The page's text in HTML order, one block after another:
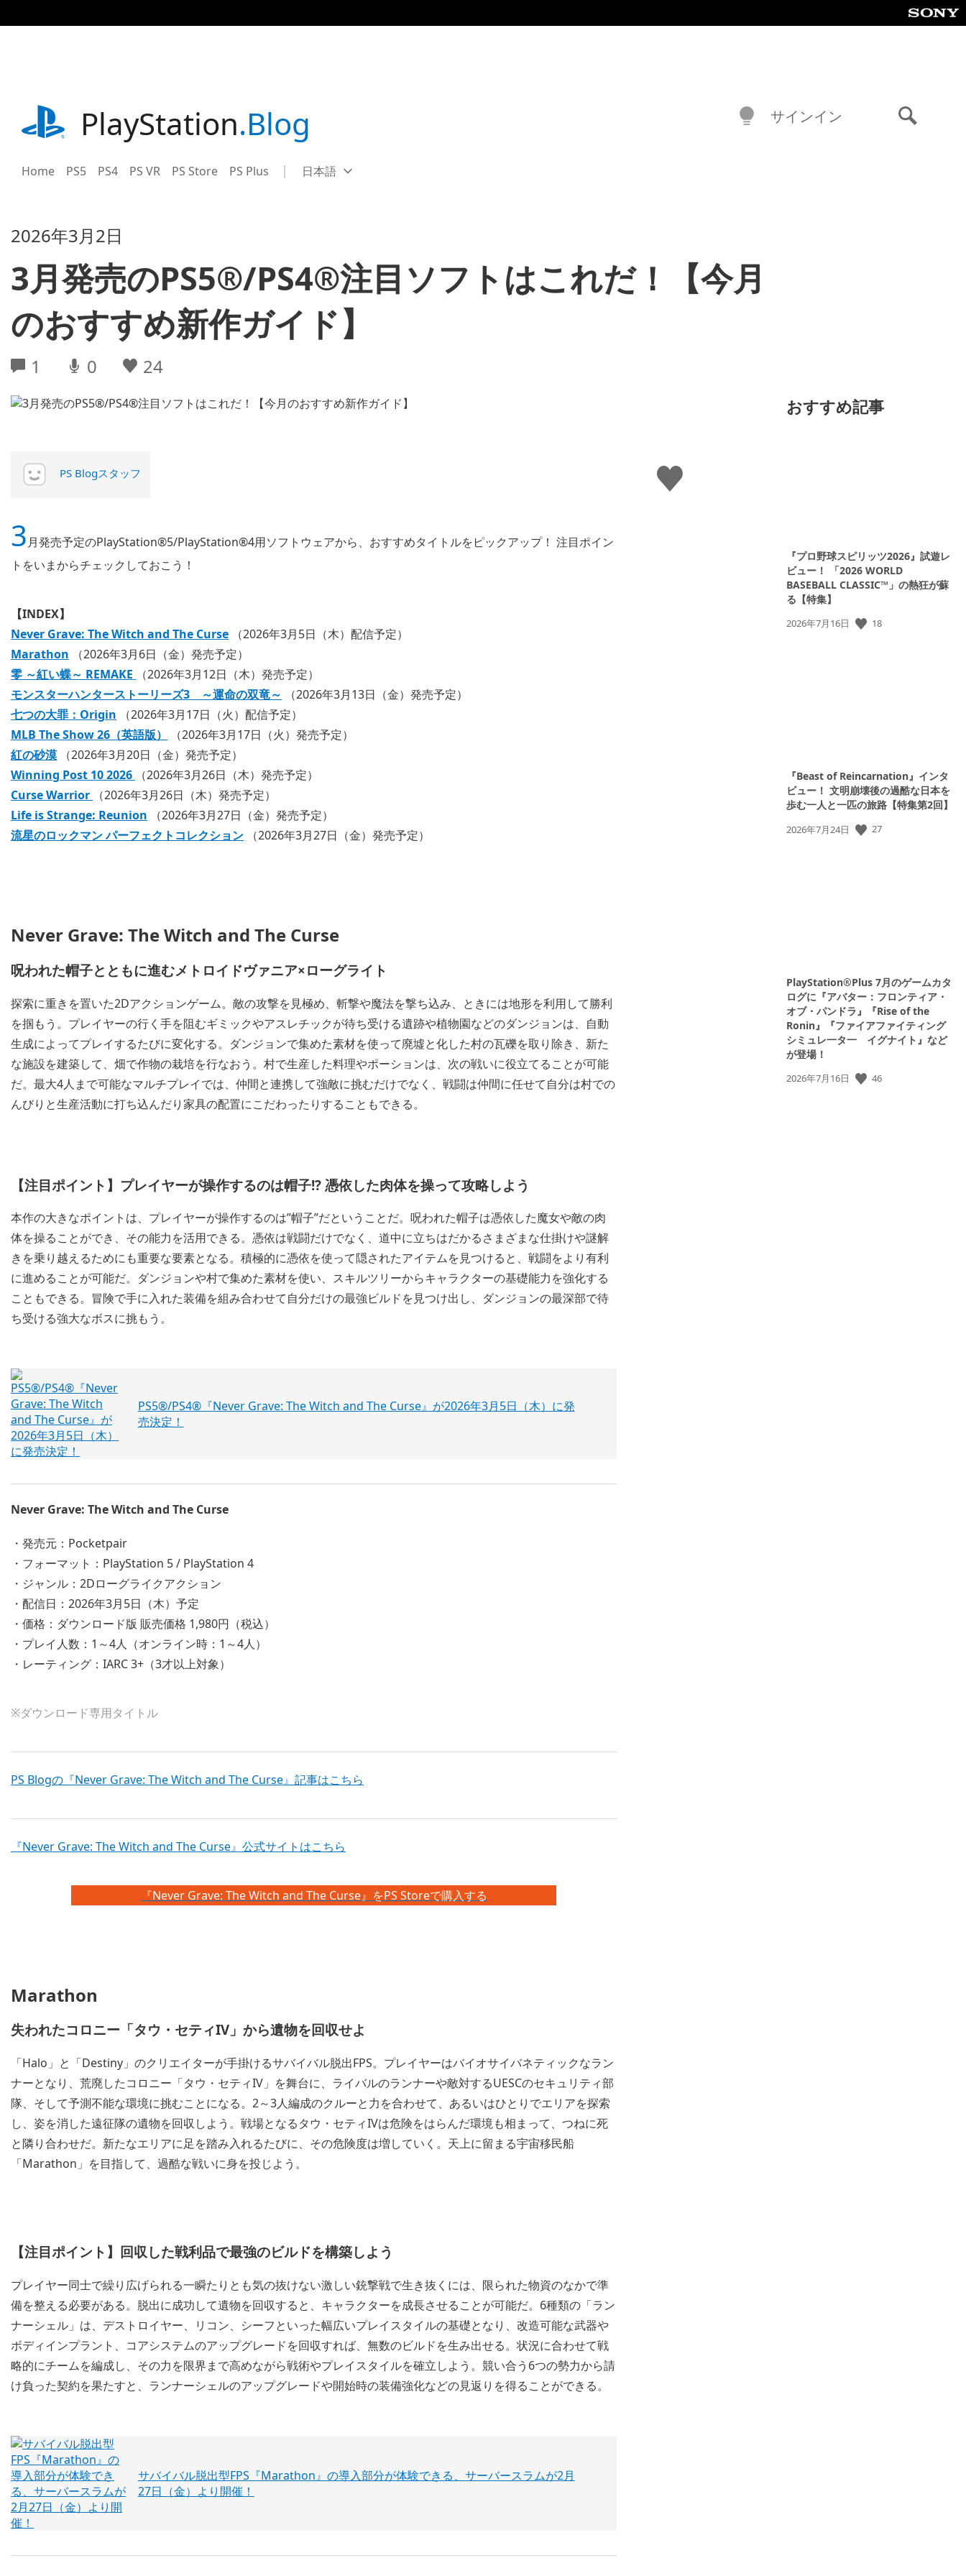
事
playstation.comPlayStation.Blog
Home PS5 PS4 PS VR PS Store PS Plus Select
Current
日本語
サインイン
2026年3月2日
3月発売のPS5®/PS4®注目ソフトはこれだ！【今月
のおすすめ新作ガイド】
1 0 24
い
い
ね
PS Blogスタッフ
3月発売予定のPlayStation®5/PlayStation®4用ソフトウェアから、おすすめタイトルをピックアップ！ 注目ポイン
トをいまからチェックしておこう！
【INDEX】
Never Grave: The Witch and The Curse （2026年3月5日（木）配信予定）
Marathon （2026年3月6日（金）発売予定）
零 ～紅い蝶～ REMAKE
（2026年3月12日（木）発売予定）
モンスターハンターストーリーズ3 ～運命の双竜～ （2026年3月13日（金）発売予定）
七つの大罪：Origin
（2026年3月17日（火）配信予定）
MLB The Show 26（英語版）
（2026年3月17日（火）発売予定）
紅の砂漠 （2026年3月20日（金）発売予定）
Winning Post 10 2026
（2026年3月26日（木）発売予定）
Curse Warrior
（2026年3月26日（木）発売予定）
Life is Strange: Reunion （2026年3月27日（金）発売予定）
流星のロックマン パーフェクトコレクション
（2026年3月27日（金）発売予定）
Never Grave: The Witch and The Curse
呪われた帽子とともに進むメトロイドヴァニア×ローグライト
探索に重きを置いた2Dアクションゲーム。敵の攻撃を見極め、斬撃や魔法を撃ち込み、ときには地形を利用して勝利
を掴もう。プレイヤーの行く手を阻むギミックやアスレチックが待ち受ける遺跡や植物園などのダンジョンは、自動
生成によってプレイするたびに変化する。ダンジョンで集めた素材を使って廃墟と化した村の瓦礫を取り除き、新た
な施設を建築して、畑で作物の栽培を行なおう。村で生産した料理やポーションは、次の戦いに役立てることが可能
だ。最大4人まで可能なマルチプレイでは、仲間と連携して強敵に挑むだけでなく、戦闘は仲間に任せて自分は村での
んびりと生産活動に打ち込んだり家具の配置にこだわったりすることもできる。
【注目ポイント】プレイヤーが操作するのは帽子!? 憑依した肉体を操って攻略しよう
本作の大きなポイントは、プレイヤーが操作するのは”帽子”だということだ。呪われた帽子は憑依した魔女や敵の肉
体を操ることができ、その能力を活用できる。憑依は戦闘だけでなく、道中に立ちはだかるさまざまな仕掛けや謎解
きを乗り越えるためにも重要な要素となる。積極的に憑依を使って隠されたアイテムを見つけると、戦闘をより有利
に進めることが可能だ。ダンジョンや村で集めた素材を使い、スキルツリーからキャラクターの基礎能力を強化する
こともできる。冒険で手に入れた装備を組み合わせて自分だけの最強ビルドを見つけ出し、ダンジョンの最深部で待
ち受ける強大なボスに挑もう。
PS5®/PS4®『Never Grave: The Witch and The Curse』が2026年3月5日（木）に発
売決定！
Never Grave: The Witch and The Curse
・発売元：Pocketpair
・フォーマット：PlayStation 5 / PlayStation 4
・ジャンル：2Dローグライクアクション
・配信日：2026年3月5日（木）予定
・価格：ダウンロード版 販売価格 1,980円（税込）
・プレイ人数：1～4人（オンライン時：1～4人）
・レーティング：IARC 3+（3才以上対象）
※ダウンロード専用タイトル
PS Blogの『Never Grave: The Witch and The Curse』記事はこちら
『Never Grave: The Witch and The Curse』公式サイトはこちら
『Never Grave: The Witch and The Curse』をPS Storeで購入する
Marathon
失われたコロニー「タウ・セティIV」から遺物を回収せよ
「Halo」と「Destiny」のクリエイターが手掛けるサバイバル脱出FPS。プレイヤーはバイオサイバネティックなラン
ナーとなり、荒廃したコロニー「タウ・セティIV」を舞台に、ライバルのランナーや敵対するUESCのセキュリティ部
隊、そして予測不能な環境に挑むことになる。2～3人編成のクルーと力を合わせて、あるいはひとりでエリアを探索
し、姿を消した遠征隊の遺物を回収しよう。戦場となるタウ・セティIVは危険をはらんだ環境も相まって、つねに死
と隣り合わせだ。新たなエリアに足を踏み入れるたびに、その危険度は増していく。天上に留まる宇宙移民船
「Marathon」を目指して、過酷な戦いに身を投じよう。
【注目ポイント】回収した戦利品で最強のビルドを構築しよう
プレイヤー同士で繰り広げられる一瞬たりとも気の抜けない激しい銃撃戦で生き抜くには、限られた物資のなかで準
備を整える必要がある。脱出に成功して遺物を回収すると、キャラクターを成長させることが可能だ。6種類の「ラン
ナーシェル」は、デストロイヤー、リコン、シーフといった幅広いプレイスタイルの基礎となり、改造可能な武器や
ボディインプラント、コアシステムのアップグレードを回収すれば、無数のビルドを生み出せる。状況に合わせて戦
略的にチームを編成し、その力を限界まで高めながら戦術やプレイスタイルを確立しよう。競い合う6つの勢力から請
け負った契約を果たすと、ランナーシェルのアップグレードや開始時の装備強化などの見返りを得ることができる。
サバイバル脱出型FPS『Marathon』の導入部分が体験できる、サーバースラムが2月
27日（金）より開催！
おすすめ記事
『プロ野球スピリッツ2026』試遊レ
ビュー！ 「2026 WORLD
BASEBALL CLASSIC™」の熱狂が蘇
る【特集】
公
2026年7月16日 18
『Beast of Reincarnation』インタ
ビュー！ 文明崩壊後の過酷な日本を
歩む一人と一匹の旅路【特集第2回】
公
2026年7月24日 27
PlayStation®Plus 7月のゲームカタ
ログに『アバター：フロンティア・
オブ・パンドラ』『Rise of the
Ronin』『ファイアファイティング
シミュレ一タ一 イグナイト』など
が登場！
公
2026年7月16日 46